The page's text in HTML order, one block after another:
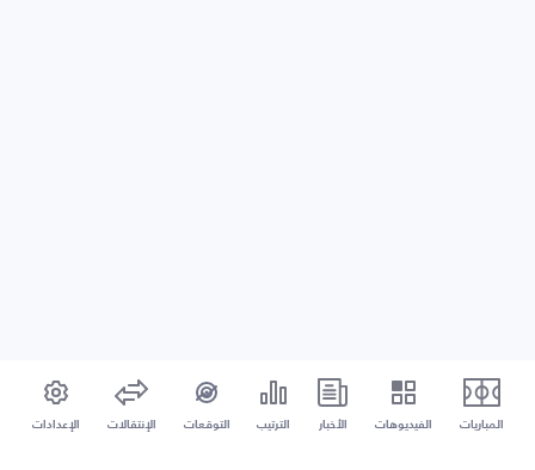
المباريات الفيديوهات الأخبار الترتيب التوقعات الإنتقالات الإعدادات